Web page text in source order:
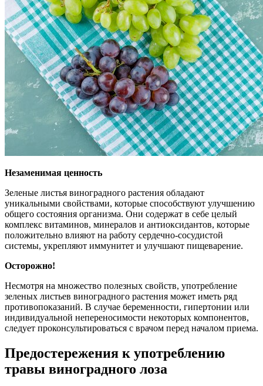
Незаменимая ценность
Зеленые листья виноградного растения обладают
уникальными свойствами, которые способствуют улучшению
общего состояния организма. Они содержат в себе целый
комплекс витаминов, минералов и антиоксидантов, которые
положительно влияют на работу сердечно-сосудистой
системы, укрепляют иммунитет и улучшают пищеварение.
Осторожно!
Несмотря на множество полезных свойств, употребление
зеленых листьев виноградного растения может иметь ряд
противопоказаний. В случае беременности, гипертонии или
индивидуальной непереносимости некоторых компонентов,
следует проконсультироваться с врачом перед началом приема.
Предостережения к употреблению
травы виноградного лоза